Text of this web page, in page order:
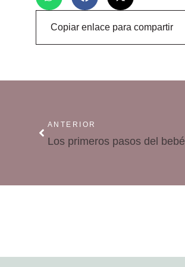
Copiar enlace para compartir
ANTERIOR
Los primeros pasos del bebé